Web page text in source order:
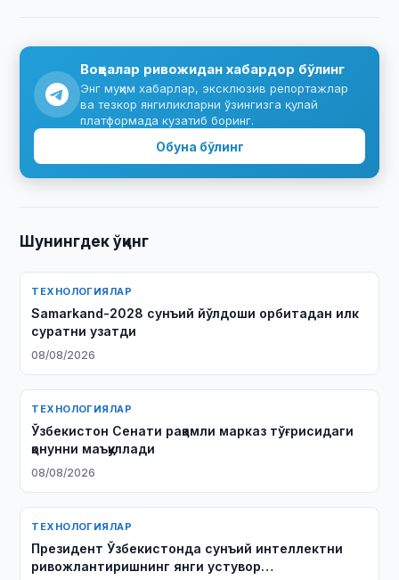
Воқеалар ривожидан хабардор бўлинг
Энг муҳим хабарлар, эксклюзив репортажлар
ва тезкор янгиликларни ўзингизга қулай
платформада кузатиб боринг.
Обуна бўлинг
Шунингдек ўқинг
ТЕХНОЛОГИЯЛАР
Samarkand-2028 сунъий йўлдоши орбитадан илк
суратни узатди
08/08/2026
ТЕХНОЛОГИЯЛАР
Ўзбекистон Сенати рақамли марказ тўғрисидаги
қонунни маъқуллади
08/08/2026
ТЕХНОЛОГИЯЛАР
Президент Ўзбекистонда сунъий интеллектни
ривожлантиришнинг янги устувор